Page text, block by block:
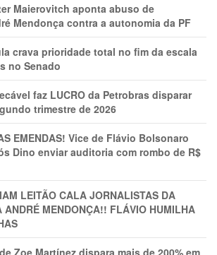
Maierovitch aponta abuso de
Mendonça contra a autonomia da PF
crava prioridade total no fim da escala
no Senado
faz LUCRO da Petrobras disparar
trimestre de 2026
EMENDAS! Vice de Flávio Bolsonaro
Dino enviar auditoria com rombo de R$
LEITÃO CALA JORNALISTAS DA
ANDRÉ MENDONÇA!! FLÁVIO HUMILHA
Zoe Martínez dispara mais de 200% em